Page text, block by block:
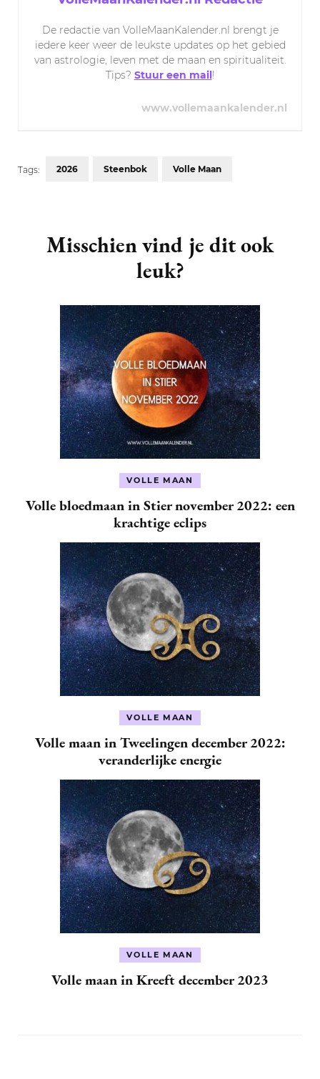
De redactie van VolleMaanKalender.nl brengt je
iedere keer weer de leukste updates op het gebied
van astrologie, leven met de maan en spiritualiteit.
Tips? Stuur een mail!
www.vollemaankalender.nl
Tags: 2026 Steenbok Volle Maan
Navigation
Misschien vind je dit ook
leuk?
VOLLE MAAN
Volle bloedmaan in Stier november 2022: een
krachtige eclips
VOLLE MAAN
Volle maan in Tweelingen december 2022:
veranderlijke energie
VOLLE MAAN
Volle maan in Kreeft december 2023